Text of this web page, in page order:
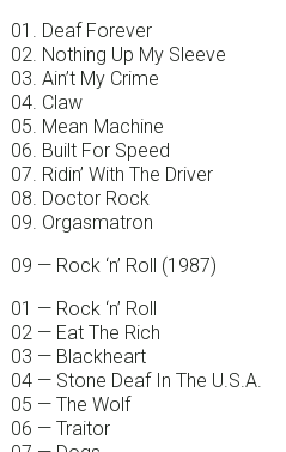
01. Deaf Forever
02. Nothing Up My Sleeve
03. Ain’t My Crime
04. Claw
05. Mean Machine
06. Built For Speed
07. Ridin’ With The Driver
08. Doctor Rock
09. Orgasmatron
09 — Rock ‘n’ Roll (1987)
01 — Rock ‘n’ Roll
02 — Eat The Rich
03 — Blackheart
04 — Stone Deaf In The U.S.A.
05 — The Wolf
06 — Traitor